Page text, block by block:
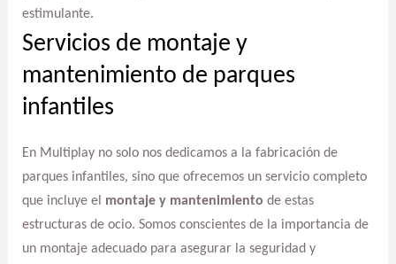
estimulante.
Servicios de montaje y
mantenimiento de parques
infantiles
En Multiplay no solo nos dedicamos a la fabricación de
parques infantiles, sino que ofrecemos un servicio completo
que incluye el montaje y mantenimiento de estas
estructuras de ocio. Somos conscientes de la importancia de
un montaje adecuado para asegurar la seguridad y